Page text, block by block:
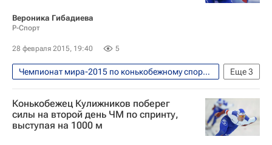
Вероника Гибадиева
Р-Спорт
28 февраля 2015, 19:40 5
Еще3
Чемпионат мира-2015 по конькобежному спорту в спринтерском многоборье. Астана, 28 февраля - 1 марта
Конькобежный спорт
Надежда Асеева
Конькобежец Кулижников поберег
силы на второй день ЧМ по спринту,
выступая на 1000 м